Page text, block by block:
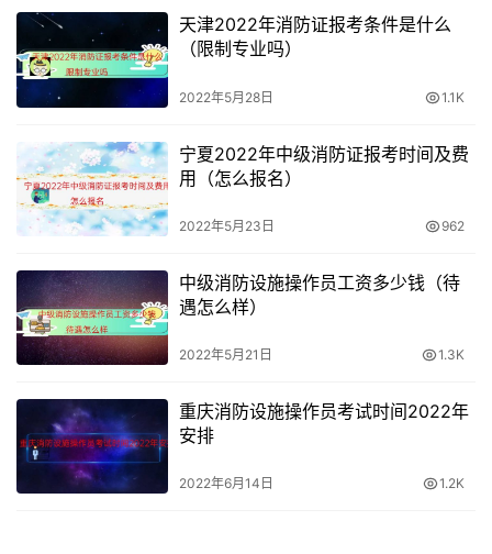
技术人员资格考试报名证明事项告知承诺制告知书》和《报
考须知》，“已阅读并知晓”后进入报考信息录入界面。
4、录入、检查并保存报名信息：报考人员依次选择考试所
级别和专业对应的科目名称，前面带“√”标识的代表已选择
的报考科目（成绩有效期为一年的无需手工选择）。
报考人员在填报信息时，姓名、身份证号、学历及学位信息
自动调用用户注册信息，填报的信息项中带“*”的为必录
项，填写完成后，输入验证码，“保存”按钮。网上报名系统
将对考生所学专业及年限等报考条件进行在线核验，并根据
不同的情况提示报考人员进行相应的操作。
5、签署《报考承诺书》：报考人员填报相关信息后，系统
生成《专业技术人员资格考试报名证明事项告知承诺制报考
承诺书》（电子文本），报考人员由本人签署（提交）承诺
天津2022年消防证报考条件是什么
（限制专业吗）
2022年5月28日 1.1K
宁夏2022年中级消防证报考时间及费
用（怎么报名）
2022年5月23日 962
中级消防设施操作员工资多少钱（待
遇怎么样）
2022年5月21日 1.3K
重庆消防设施操作员考试时间2022年
安排
2022年6月14日 1.2K